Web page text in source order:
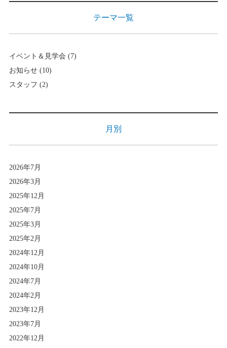
テーマ一覧
イベント＆見学会 (7)
お知らせ(10)
スタッフ (2)
月別
2026年7月
2026年3月
2025年12月
2025年7月
2025年3月
2025年2月
2024年12月
2024年10月
2024年7月
2024年2月
2023年12月
2023年7月
2022年12月